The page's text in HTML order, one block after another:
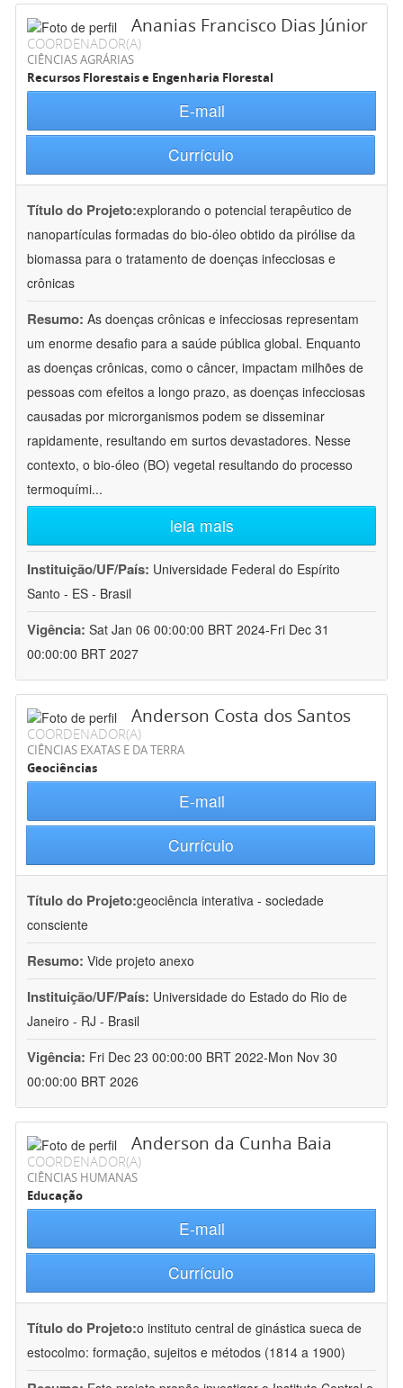
Ananias Francisco Dias Júnior
COORDENADOR(A)
CIÊNCIAS AGRÁRIAS
Recursos Florestais e Engenharia Florestal
E-mail
Currículo
Título do Projeto:explorando o potencial terapêutico de
nanopartículas formadas do bio-óleo obtido da pirólise da
biomassa para o tratamento de doenças infecciosas e
crônicas
Resumo: As doenças crônicas e infecciosas representam
um enorme desafio para a saúde pública global. Enquanto
as doenças crônicas, como o câncer, impactam milhões de
pessoas com efeitos a longo prazo, as doenças infecciosas
causadas por microrganismos podem se disseminar
rapidamente, resultando em surtos devastadores. Nesse
contexto, o bio-óleo (BO) vegetal resultando do processo
termoquími...
leia mais
Instituição/UF/País: Universidade Federal do Espírito
Santo - ES - Brasil
Vigência: Sat Jan 06 00:00:00 BRT 2024-Fri Dec 31
00:00:00 BRT 2027
Anderson Costa dos Santos
COORDENADOR(A)
CIÊNCIAS EXATAS E DA TERRA
Geociências
E-mail
Currículo
Título do Projeto:geociência interativa - sociedade
consciente
Resumo: Vide projeto anexo
Instituição/UF/País: Universidade do Estado do Rio de
Janeiro - RJ - Brasil
Vigência: Fri Dec 23 00:00:00 BRT 2022-Mon Nov 30
00:00:00 BRT 2026
Anderson da Cunha Baia
COORDENADOR(A)
CIÊNCIAS HUMANAS
Educação
E-mail
Currículo
Título do Projeto:o instituto central de ginástica sueca de
estocolmo: formação, sujeitos e métodos (1814 a 1900)